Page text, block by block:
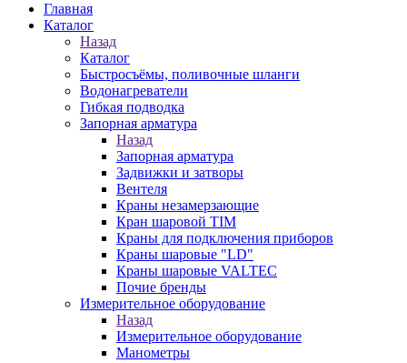
Главная
Каталог
Назад
Каталог
Быстросъёмы, поливочные шланги
Водонагреватели
Гибкая подводка
Запорная арматура
Назад
Запорная арматура
Задвижки и затворы
Вентеля
Краны незамерзающие
Кран шаровой TIM
Краны для подключения приборов
Краны шаровые "LD"
Краны шаровые VALTEC
Почие бренды
Измерительное оборудование
Назад
Измерительное оборудование
Манометры